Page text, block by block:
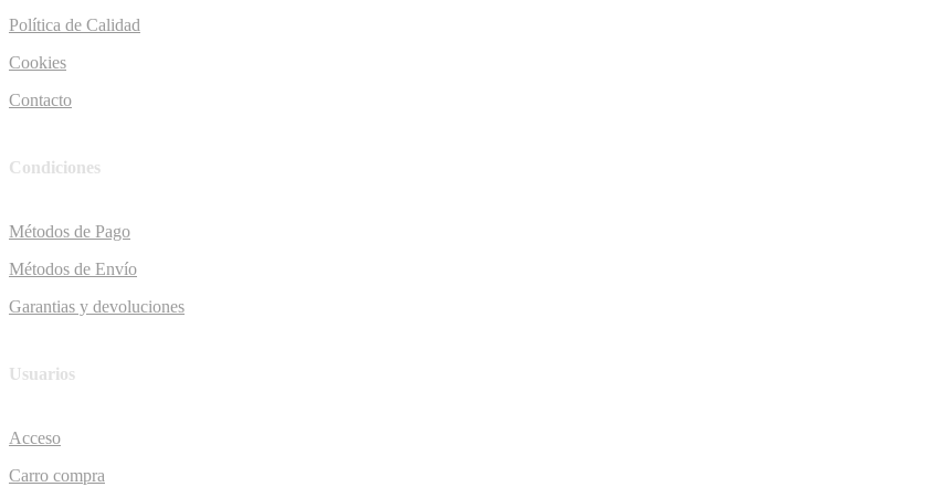
Política de Calidad
Cookies
Contacto
Condiciones
Métodos de Pago
Métodos de Envío
Garantias y devoluciones
Usuarios
Acceso
Carro compra